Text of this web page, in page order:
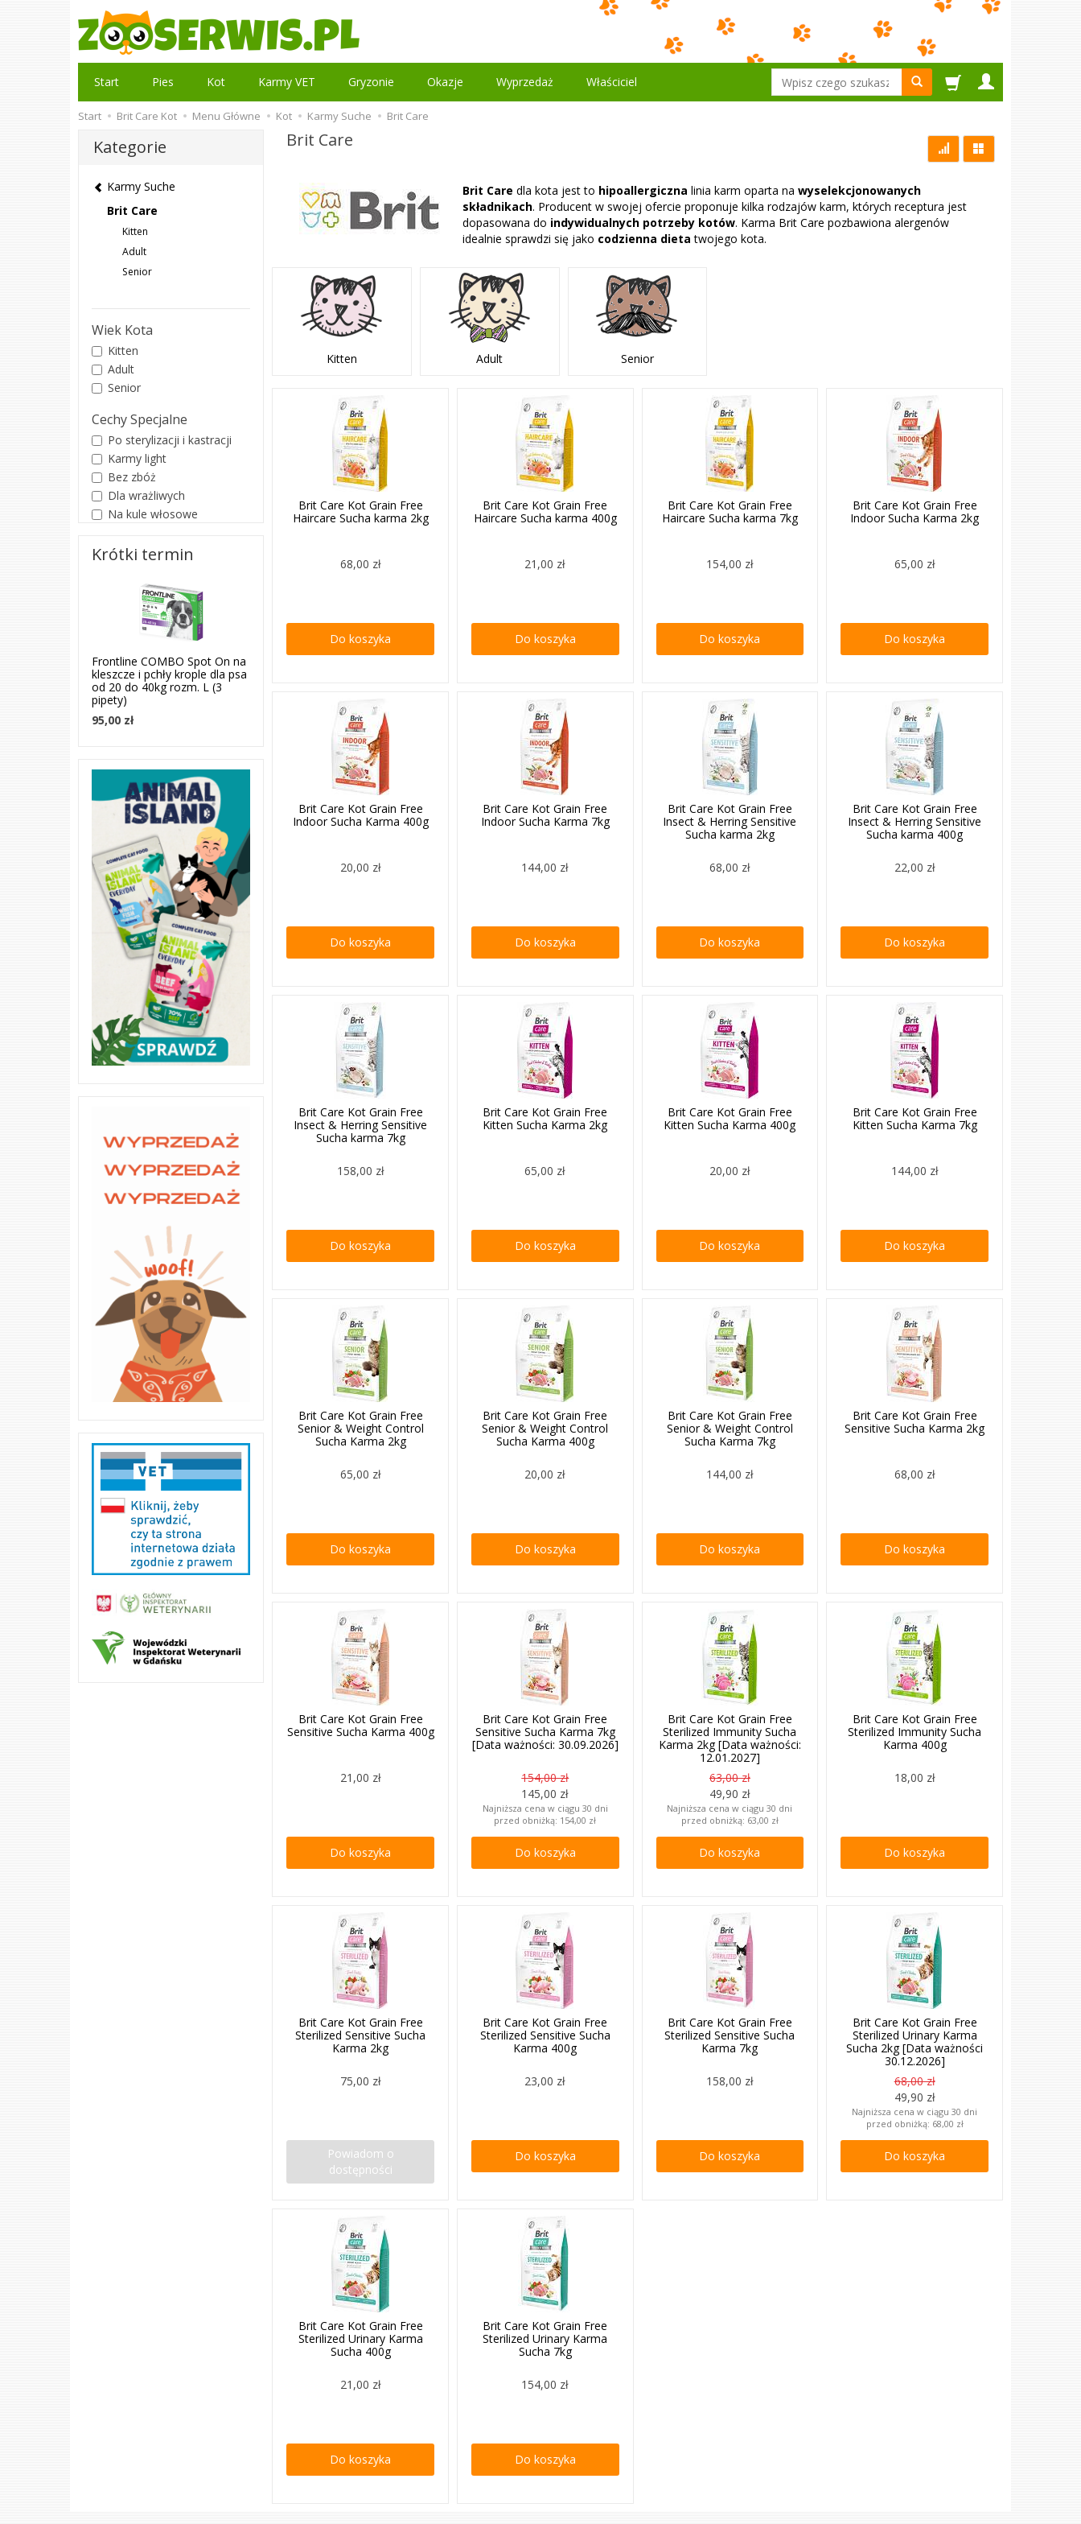
Wyszukaj
Start Pies Kot Karmy VET Gryzonie Okazje Wyprzedaż Właściciel
Start Brit Care Kot Menu Główne Kot Karmy Suche Brit Care
Brit Care
Brit Care dla kota jest to hipoallergiczna linia karm oparta nawyselekcjonowanych
składnikach. Producent w swojej ofercie proponuje kilka rodzajów karm, których receptura jest
dopasowana do indywidualnych potrzeby kotów. Karma Brit Care pozbawiona alergenów
idealnie sprawdzi się jako codzienna dieta twojego kota.
Kitten Adult Senior
Brit Care Kot Grain Free
Haircare Sucha karma 2kg
68,00 zł
Do koszyka
Brit Care Kot Grain Free
Haircare Sucha karma 400g
21,00 zł
Do koszyka
Brit Care Kot Grain Free
Haircare Sucha karma 7kg
154,00 zł
Do koszyka
Brit Care Kot Grain Free
Indoor Sucha Karma 2kg
65,00 zł
Do koszyka
Brit Care Kot Grain Free
Indoor Sucha Karma 400g
20,00 zł
Do koszyka
Brit Care Kot Grain Free
Indoor Sucha Karma 7kg
144,00 zł
Do koszyka
Brit Care Kot Grain Free
Insect & Herring Sensitive
Sucha karma 2kg
68,00 zł
Do koszyka
Brit Care Kot Grain Free
Insect & Herring Sensitive
Sucha karma 400g
22,00 zł
Do koszyka
Brit Care Kot Grain Free
Insect & Herring Sensitive
Sucha karma 7kg
158,00 zł
Do koszyka
Brit Care Kot Grain Free
Kitten Sucha Karma 2kg
65,00 zł
Do koszyka
Brit Care Kot Grain Free
Kitten Sucha Karma 400g
20,00 zł
Do koszyka
Brit Care Kot Grain Free
Kitten Sucha Karma 7kg
144,00 zł
Do koszyka
Brit Care Kot Grain Free
Senior & Weight Control
Sucha Karma 2kg
65,00 zł
Do koszyka
Brit Care Kot Grain Free
Senior & Weight Control
Sucha Karma 400g
20,00 zł
Do koszyka
Brit Care Kot Grain Free
Senior & Weight Control
Sucha Karma 7kg
144,00 zł
Do koszyka
Brit Care Kot Grain Free
Sensitive Sucha Karma 2kg
68,00 zł
Do koszyka
Brit Care Kot Grain Free
Sensitive Sucha Karma 400g
21,00 zł
Do koszyka
Brit Care Kot Grain Free
Sensitive Sucha Karma 7kg
[Data ważności: 30.09.2026]
154,00 zł
145,00 zł
Najniższa cena w ciągu 30 dni
przed obniżką: 154,00 zł
Do koszyka
Brit Care Kot Grain Free
Sterilized Immunity Sucha
Karma 2kg [Data ważności:
12.01.2027]
63,00 zł
49,90 zł
Najniższa cena w ciągu 30 dni
przed obniżką: 63,00 zł
Do koszyka
Brit Care Kot Grain Free
Sterilized Immunity Sucha
Karma 400g
18,00 zł
Do koszyka
Brit Care Kot Grain Free
Sterilized Sensitive Sucha
Karma 2kg
75,00 zł
Powiadom o
dostępności
Brit Care Kot Grain Free
Sterilized Sensitive Sucha
Karma 400g
23,00 zł
Do koszyka
Brit Care Kot Grain Free
Sterilized Sensitive Sucha
Karma 7kg
158,00 zł
Do koszyka
Brit Care Kot Grain Free
Sterilized Urinary Karma
Sucha 2kg [Data ważności
30.12.2026]
68,00 zł
49,90 zł
Najniższa cena w ciągu 30 dni
przed obniżką: 68,00 zł
Do koszyka
Brit Care Kot Grain Free
Sterilized Urinary Karma
Sucha 400g
21,00 zł
Do koszyka
Brit Care Kot Grain Free
Sterilized Urinary Karma
Sucha 7kg
154,00 zł
Do koszyka
Kategorie
Karmy Suche
Brit Care
Kitten
Adult
Senior
Wiek Kota
Kitten
Adult
Senior
Cechy Specjalne
Po sterylizacji i kastracji
Karmy light
Bez zbóż
Dla wrażliwych
Na kule włosowe
Krótki termin
Frontline COMBO Spot On na
kleszcze i pchły krople dla psa
od 20 do 40kg rozm. L (3
pipety)
95,00 zł